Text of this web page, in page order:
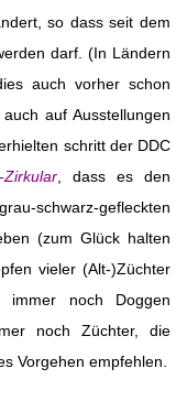
so dass seit dem
darf. (In Ländern
auch vorher schon
auf Ausstellungen
schritt der DDC
Zirkular, dass es den
schwarz-gefleckten
(zum Glück halten
vieler (Alt-)Züchter
immer noch Doggen
noch Züchter, die
Vorgehen empfehlen.